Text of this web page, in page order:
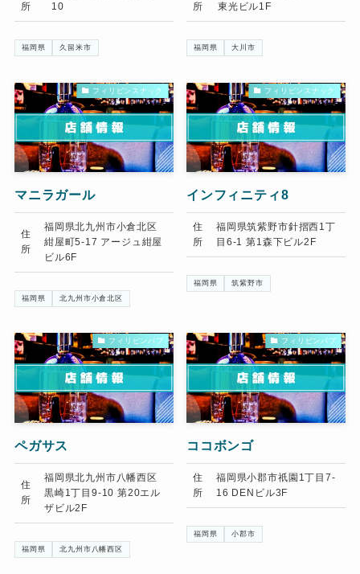
所
10
福岡県 久留米市
所
東光ビル1F
福岡県 大川市
フィリピンスナック
マニラガール
住
所
福岡県北九州市小倉北区
紺屋町5-17 アージュ紺屋
ビル6F
福岡県 北九州市小倉北区
フィリピンスナック
インフィニティ8
住
所
福岡県筑紫野市針摺西1丁
目6-1 第1森下ビル2F
福岡県 筑紫野市
フィリピンパブ
ペガサス
住
所
福岡県北九州市八幡西区
黒崎1丁目9-10 第20エル
ザビル2F
福岡県 北九州市八幡西区
フィリピンパブ
ココボンゴ
住
所
福岡県小郡市祇園1丁目7-
16 DENビル3F
福岡県 小郡市